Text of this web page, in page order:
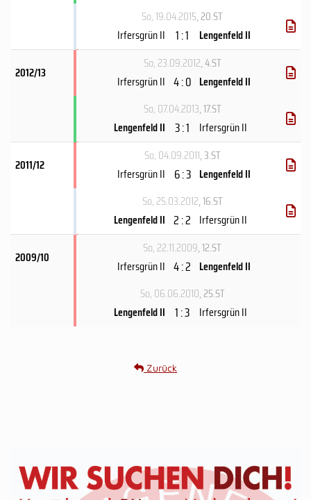
So, 19.04.2015, 20.ST
Irfersgrün II
1 : 1 Lengenfeld II
2012/13
So, 23.09.2012, 4.ST
Irfersgrün II 4 : 0 Lengenfeld II
So, 07.04.2013, 17.ST
Lengenfeld II 3 : 1 Irfersgrün II
2011/12
So, 04.09.2011, 3.ST
Irfersgrün II 6 : 3 Lengenfeld II
So, 25.03.2012, 16.ST
Lengenfeld II 2 : 2 Irfersgrün II
2009/10
So, 22.11.2009, 12.ST
Irfersgrün II 4 : 2 Lengenfeld II
So, 06.06.2010, 25.ST
Lengenfeld II 1 : 3 Irfersgrün II
Zurück